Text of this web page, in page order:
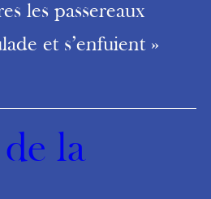
les passereaux
et s’enfuient »
la